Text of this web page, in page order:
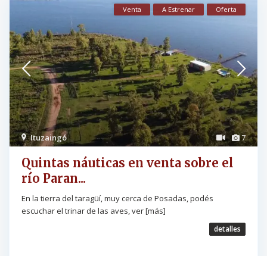
7
Ituzaingó
Venta A Estrenar Oferta
Quintas náuticas en venta sobre el
río Paran...
En la tierra del taragüí, muy cerca de Posadas, podés
escuchar el trinar de las aves, ver[más]
detalles